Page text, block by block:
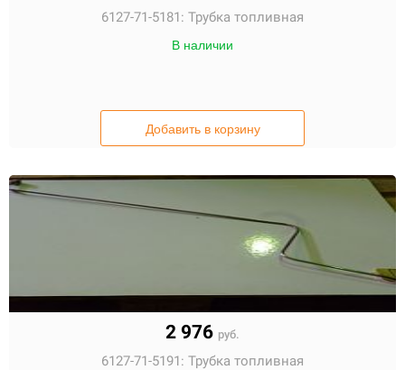
6127-71-5181: Трубка топливная
В наличии
Добавить в корзину
2 976 руб.
6127-71-5191: Трубка топливная